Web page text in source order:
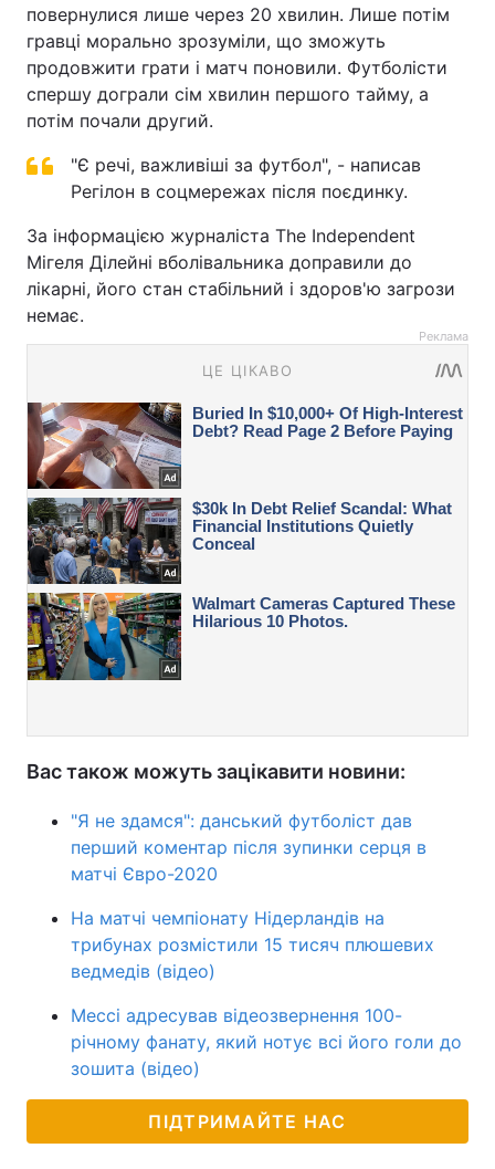
повернулися лише через 20 хвилин. Лише потім
гравці морально зрозуміли, що зможуть
продовжити грати і матч поновили. Футболісти
спершу дограли сім хвилин першого тайму, а
потім почали другий.
"Є речі, важливіші за футбол", - написав
Регілон в соцмережах після поєдинку.
За інформацією журналіста The Independent
Мігеля Ділейні вболівальника доправили до
лікарні, його стан стабільний і здоров'ю загрози
немає.
Реклама
Вас також можуть зацікавити новини:
"Я не здамся": данський футболіст дав
перший коментар після зупинки серця в
матчі Євро-2020
На матчі чемпіонату Нідерландів на
трибунах розмістили 15 тисяч плюшевих
ведмедів (відео)
Мессі адресував відеозвернення 100-
річному фанату, який нотує всі його голи до
зошита (відео)
ПІДТРИМАЙТЕ НАС